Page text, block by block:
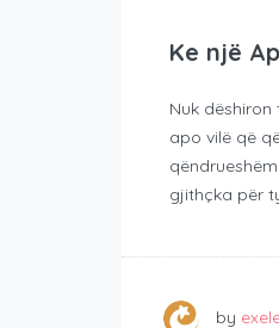
Ke një
Nuk
apo vilë që
gjithçka për
by